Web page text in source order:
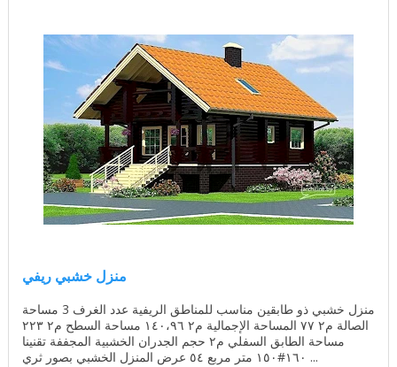
منزل خشبي ريفي
منزل خشبي ذو طابقين مناسب للمناطق الريفية عدد الغرف 3 مساحة
الصالة م٢ ٧٧ المساحة الإجمالية م٢ ١٤٠،٩٦ مساحة السطح م٢ ٢٢٣
مساحة الطابق السفلي م٢ حجم الجدران الخشبية المجففة تقنينا
١٦٠#١٥٠ متر مربع ٥٤ عرض المنزل الخشبي بصور ثري ...